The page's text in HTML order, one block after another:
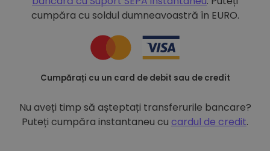
cumpăra cu soldul dumneavoastră în EURO.
Cumpărați cu un card de debit sau de credit
Nu aveți timp să așteptați transferurile bancare?
Puteți cumpăra instantaneu cu cardul de credit.